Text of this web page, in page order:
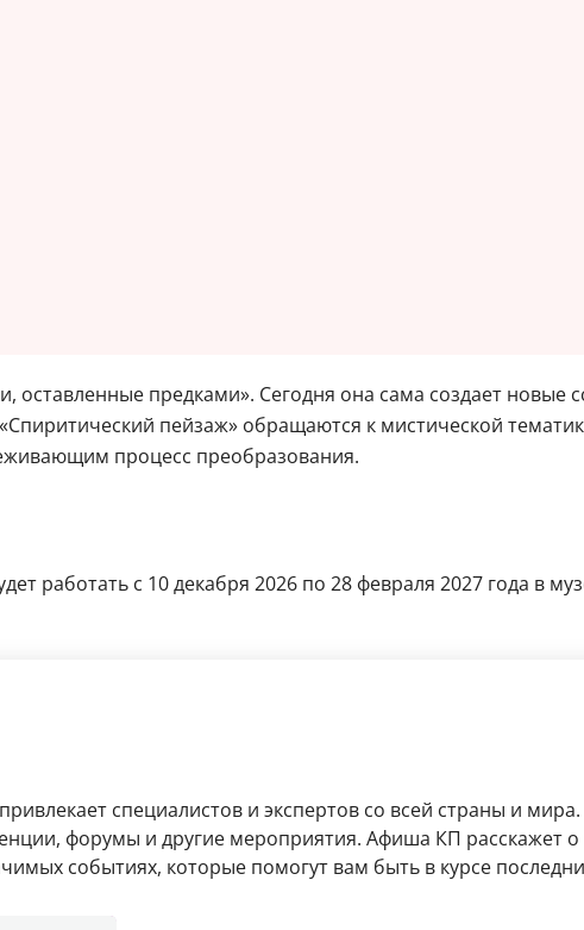
предками». Сегодня она сама создает новые
пейзаж» обращаются к мистической
процесс преобразования.
работать с 10 декабря 2026 по 28 февраля 2027 года в
специалистов и экспертов со всей страны и
форумы и другие мероприятия. Афиша КП расскажет
событиях, которые помогут вам быть в курсе